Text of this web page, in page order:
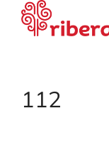
Saltar
contenido
112